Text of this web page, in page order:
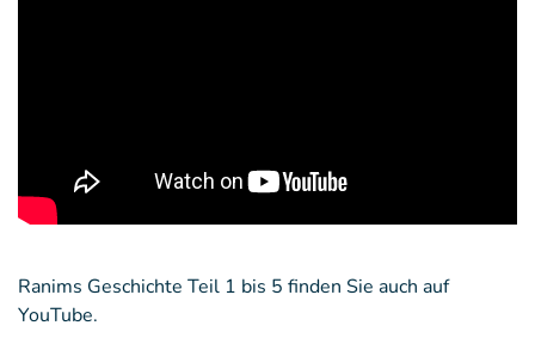
Ranims Geschichte Teil 1 bis 5 finden Sie auch auf
YouTube.